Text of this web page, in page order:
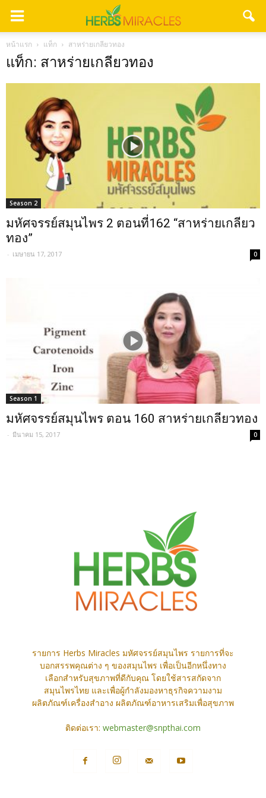
หน้าแรก แท็ก สาหร่ายเกลียวทอง
แท็ก: สาหร่ายเกลียวทอง
Season 2
มหัศจรรย์สมุนไพร 2 ตอนที่162 “สาหร่ายเกลียว
ทอง”
- เมษายน 17, 2017 0
Season 1
มหัศจรรย์สมุนไพร ตอน 160 สาหร่ายเกลียวทอง
- มีนาคม 15, 2017 0
รายการ Herbs Miracles มหัศจรรย์สมุนไพร รายการที่จะ
บอกสรรพคุณต่าง ๆ ของสมุนไพร เพื่อเป็นอีกหนึ่งทาง
เลือกสำหรับสุขภาพที่ดีกับคุณ โดยใช้สารสกัดจาก
สมุนไพรไทย และเพื่อผู้กำลังมองหาธุรกิจความงาม
ผลิตภัณฑ์เครื่องสำอาง ผลิตภัณฑ์อาหารเสริมเพื่อสุขภาพ
ติดต่อเรา: webmaster@snpthai.com